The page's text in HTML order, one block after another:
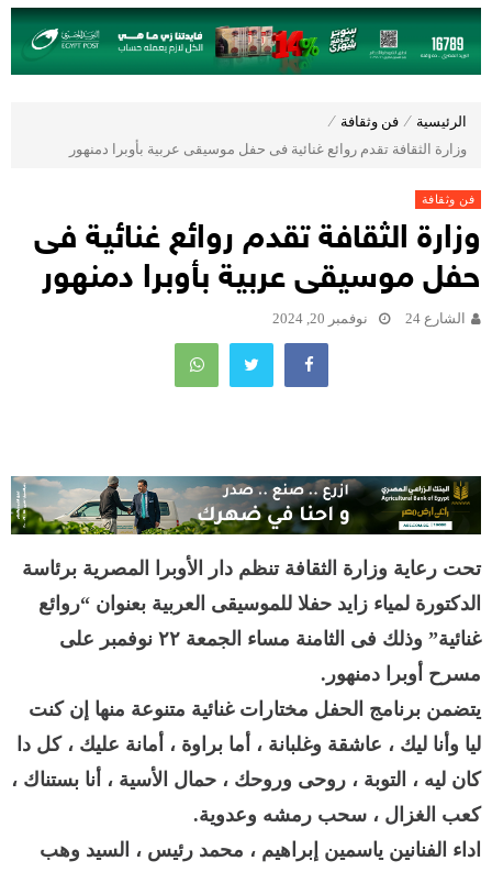
الرئيسية ⁄ فن وثقافة ⁄
وزارة الثقافة تقدم روائع غنائية فى حفل موسيقى عربية بأوبرا دمنهور
فن وثقافة
وزارة الثقافة تقدم روائع غنائية فى
حفل موسيقى عربية بأوبرا دمنهور
الشارع 24 نوفمبر 20, 2024
تحت رعاية وزارة الثقافة تنظم دار الأوبرا المصرية برئاسة
الدكتورة لمياء زايد حفلا للموسيقى العربية بعنوان “روائع
غنائية” وذلك فى الثامنة مساء الجمعة ٢٢ نوفمبر على
مسرح أوبرا دمنهور.
يتضمن برنامج الحفل مختارات غنائية متنوعة منها إن كنت
ليا وأنا ليك ، عاشقة وغلبانة ، أما براوة ، أمانة عليك ، كل دا
كان ليه ، التوبة ، روحى وروحك ، حمال الأسية ، أنا بستناك ،
كعب الغزال ، سحب رمشه وعدوية.
اداء الفنانين ياسمين إبراهيم ، محمد رئيس ، السيد وهب